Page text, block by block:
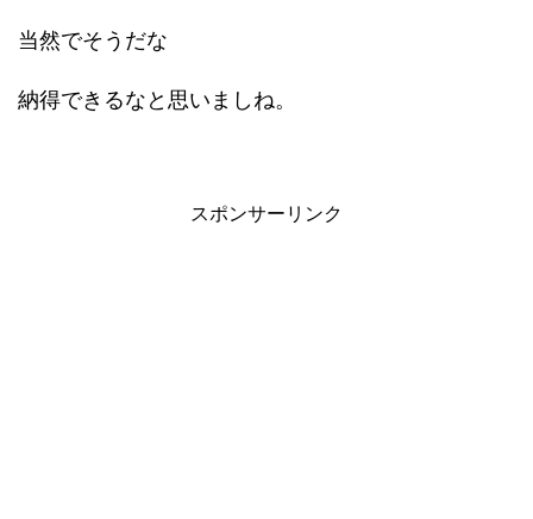
当然でそうだな
納得できるなと思いましね。
スポンサーリンク